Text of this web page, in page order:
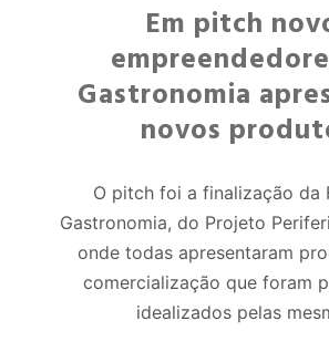
Em pitch
Gastronomia
novos
O pitch foi a finalização da
Gastronomia, do Projeto
onde todas apresentaram
comercialização que foram
idealizados pelas